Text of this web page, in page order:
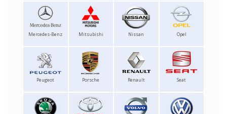
Mercedes-Benz Mitsubishi Nissan Opel
Peugeot Porsche Renault Seat